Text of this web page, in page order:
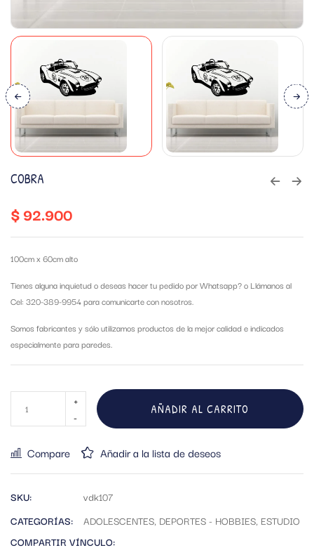
COBRA
$92.900
100cm x 60cm alto
Tienes alguna inquietud o deseas hacer tu pedido por Whatsapp?o Llámanos al
Cel: 320-389-9954 para comunicarte con nosotros.
Somos fabricantes y sólo utilizamos productos de la mejor calidad e indicados
especialmente para paredes.
AÑADIR AL CARRITO
Compare Añadir a la lista de deseos
SKU:
vdk107
CATEGORÍAS:
ADOLESCENTES, DEPORTES - HOBBIES, ESTUDIO
COMPARTIR VÍNCULO: